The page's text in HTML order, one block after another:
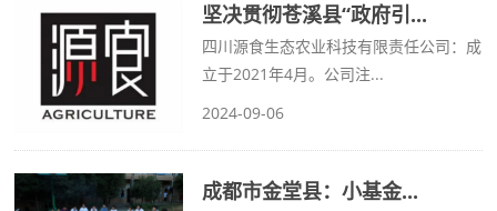
坚决贯彻苍溪县“政府引...
四川源食生态农业科技有限责任公司：成
立于2021年4月。公司注...
2024-09-06
成都市金堂县：小基金...